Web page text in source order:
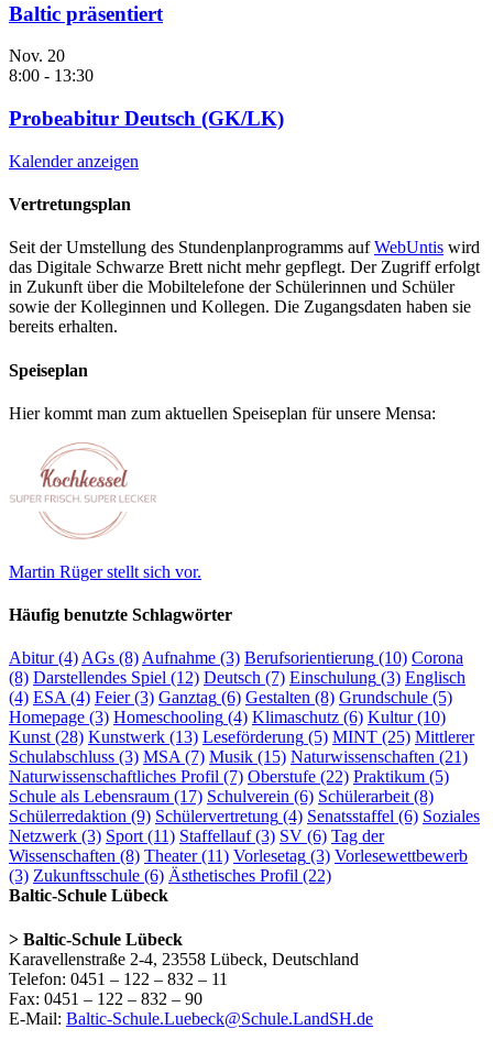
Baltic präsentiert
Nov. 20
8:00 - 13:30
Probeabitur Deutsch (GK/LK)
Kalender anzeigen
Vertretungsplan
Seit der Umstellung des Stundenplanprogramms aufWebUntis wird
das Digitale Schwarze Brett nicht mehr gepflegt. Der Zugriff erfolgt
in Zukunft über die Mobiltelefone der Schülerinnen und Schüler
sowie der Kolleginnen und Kollegen. Die Zugangsdaten haben sie
bereits erhalten.
Speiseplan
Hier kommt man zum aktuellen Speiseplan für unsere Mensa:
Martin Rüger stellt sich vor.
Häufig benutzte Schlagwörter
Abitur(4)AGs (8)Aufnahme (3) Berufsorientierung (10) Corona
(8) Darstellendes Spiel (12) Deutsch (7) Einschulung (3) Englisch
(4) ESA(4) Feier(3) Ganztag (6) Gestalten (8) Grundschule (5)
Homepage (3) Homeschooling (4) Klimaschutz (6) Kultur(10)
Kunst(28) Kunstwerk (13) Leseförderung (5) MINT (25) Mittlerer
Schulabschluss (3) MSA(7) Musik (15) Naturwissenschaften (21)
Naturwissenschaftliches Profil (7) Oberstufe (22) Praktikum (5)
Schule als Lebensraum (17) Schulverein (6) Schülerarbeit(8)
Schülerredaktion (9) Schülervertretung (4) Senatsstaffel (6) Soziales
Netzwerk (3) Sport(11) Staffellauf(3) SV (6) Tag der
Wissenschaften (8) Theater(11) Vorlesetag (3) Vorlesewettbewerb
(3) Zukunftsschule (6) Ästhetisches Profil (22)
Baltic-Schule Lübeck
> Baltic-Schule Lübeck
Karavellenstraße 2-4, 23558 Lübeck, Deutschland
Telefon: 0451 – 122 – 832 – 11
Fax: 0451 – 122 – 832 – 90
E-Mail: Baltic-Schule.Luebeck@Schule.LandSH.de